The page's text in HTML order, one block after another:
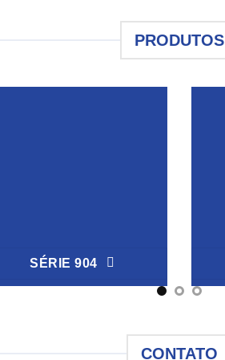
PRODUTOS
SÉRIE 904
CONTATO